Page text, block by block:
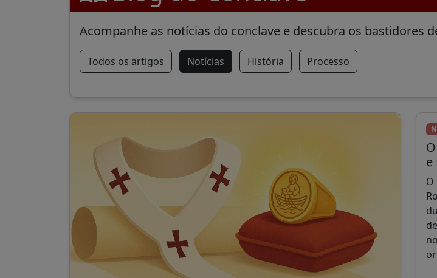
Acompanhe as notícias do conclave e descubra os bastidores
Todos os artigos Notícias História Processo
e
O